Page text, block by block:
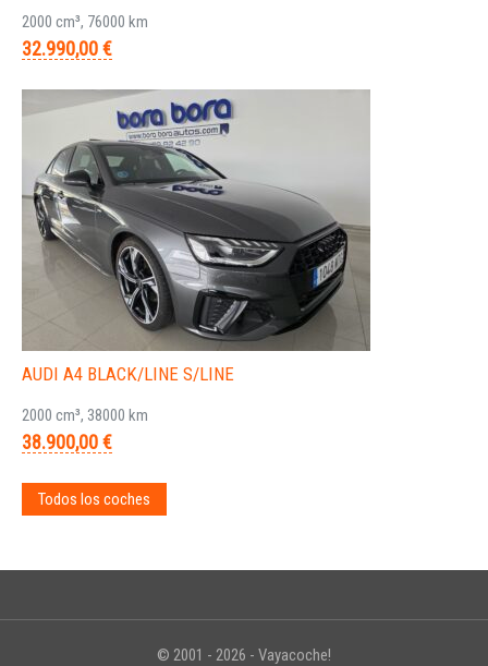
2000 cm³, 76000 km
32.990,00 €
AUDI A4 BLACK/LINE S/LINE
2000 cm³, 38000 km
38.900,00 €
Todos los coches
© 2001 - 2026 - Vayacoche!